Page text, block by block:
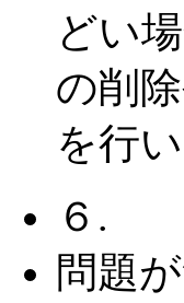
どい
の削
を行
６.
問題